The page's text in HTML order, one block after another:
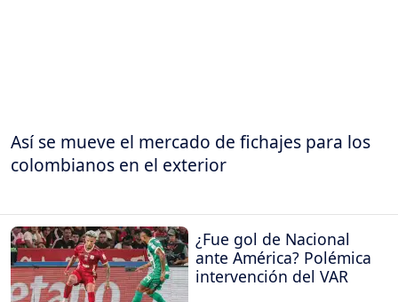
Así se mueve el mercado de fichajes para los
colombianos en el exterior
¿Fue gol de Nacional
ante América? Polémica
intervención del VAR